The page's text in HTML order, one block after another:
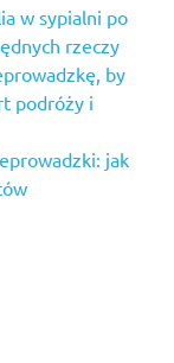
w sypialni po
rzeczy
by
podróży i
jak